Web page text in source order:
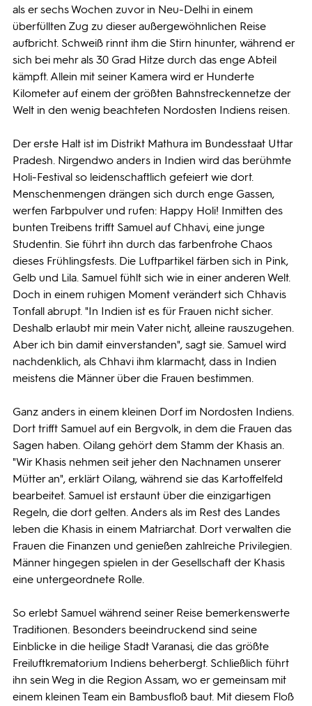
als er sechs Wochen zuvor in Neu-Delhi in einem
überfüllten Zug zu dieser außergewöhnlichen Reise
aufbricht. Schweiß rinnt ihm die Stirn hinunter, während er
sich bei mehr als 30 Grad Hitze durch das enge Abteil
kämpft. Allein mit seiner Kamera wird er Hunderte
Kilometer auf einem der größten Bahnstreckennetze der
Welt in den wenig beachteten Nordosten Indiens reisen.
Der erste Halt ist im Distrikt Mathura im Bundesstaat Uttar
Pradesh. Nirgendwo anders in Indien wird das berühmte
Holi-Festival so leidenschaftlich gefeiert wie dort.
Menschenmengen drängen sich durch enge Gassen,
werfen Farbpulver und rufen: Happy Holi! Inmitten des
bunten Treibens trifft Samuel auf Chhavi, eine junge
Studentin. Sie führt ihn durch das farbenfrohe Chaos
dieses Frühlingsfests. Die Luftpartikel färben sich in Pink,
Gelb und Lila. Samuel fühlt sich wie in einer anderen Welt.
Doch in einem ruhigen Moment verändert sich Chhavis
Tonfall abrupt. "In Indien ist es für Frauen nicht sicher.
Deshalb erlaubt mir mein Vater nicht, alleine rauszugehen.
Aber ich bin damit einverstanden", sagt sie. Samuel wird
nachdenklich, als Chhavi ihm klarmacht, dass in Indien
meistens die Männer über die Frauen bestimmen.
Ganz anders in einem kleinen Dorf im Nordosten Indiens.
Dort trifft Samuel auf ein Bergvolk, in dem die Frauen das
Sagen haben. Oilang gehört dem Stamm der Khasis an.
"Wir Khasis nehmen seit jeher den Nachnamen unserer
Mütter an", erklärt Oilang, während sie das Kartoffelfeld
bearbeitet. Samuel ist erstaunt über die einzigartigen
Regeln, die dort gelten. Anders als im Rest des Landes
leben die Khasis in einem Matriarchat. Dort verwalten die
Frauen die Finanzen und genießen zahlreiche Privilegien.
Männer hingegen spielen in der Gesellschaft der Khasis
eine untergeordnete Rolle.
So erlebt Samuel während seiner Reise bemerkenswerte
Traditionen. Besonders beeindruckend sind seine
Einblicke in die heilige Stadt Varanasi, die das größte
Freiluftkrematorium Indiens beherbergt. Schließlich führt
ihn sein Weg in die Region Assam, wo er gemeinsam mit
einem kleinen Team ein Bambusfloß baut. Mit diesem Floß